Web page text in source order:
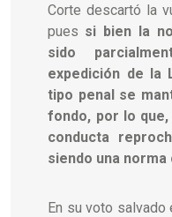
Corte descartó la
pues si bien la
sido
expedición de la
tipo penal se
fondo, por lo
conducta
siendo una norma
En su voto